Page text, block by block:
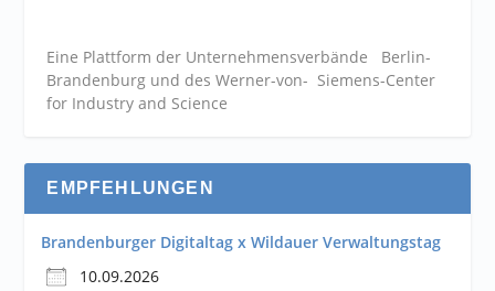
Eine Plattform der Unternehmensverbände Berlin-
Brandenburg und des Werner-von- Siemens-Center
for Industry and Science
EMPFEHLUNGEN
Brandenburger Digitaltag x Wildauer Verwaltungstag
10.09.2026